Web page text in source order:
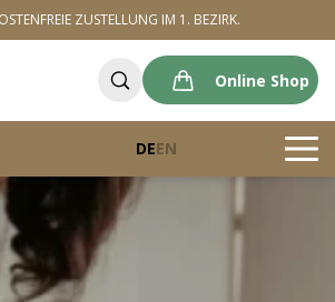
ZUSTELLUNG IM 1. BEZIRK.
Online Shop
DEEN